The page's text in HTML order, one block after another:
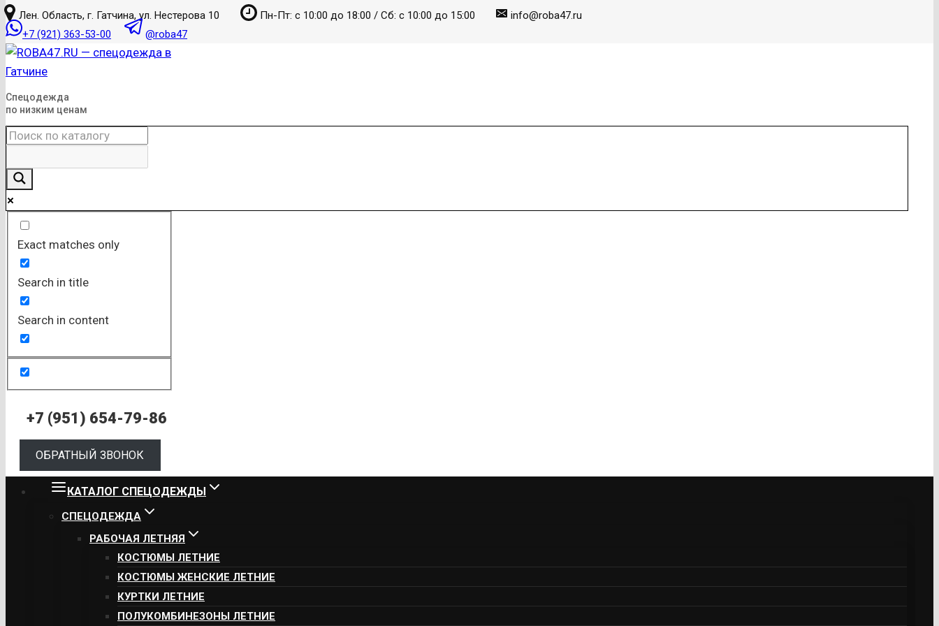
к
содержанию
Лен. Область, г. Гатчина, ул. Нестерова 10 Пн-Пт: с 10:00 до 18:00 / Сб: с 10:00 до 15:00
info@roba47.ru
+7 (921) 363-53-00
@roba47
Спецодежда
по низким ценам
Exact matches only
Search in title
Search in content
+7 (951) 654-79-86
ОБРАТНЫЙ ЗВОНОК
КАТАЛОГ СПЕЦОДЕЖДЫ
СПЕЦОДЕЖДА
РАБОЧАЯ ЛЕТНЯЯ
КОСТЮМЫ ЛЕТНИЕ
КОСТЮМЫ ЖЕНСКИЕ ЛЕТНИЕ
КУРТКИ ЛЕТНИЕ
ПОЛУКОМБИНЕЗОНЫ ЛЕТНИЕ